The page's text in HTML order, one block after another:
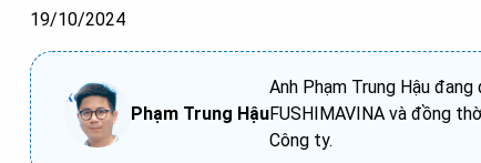
19/10/2024
Phạm Trung Hậu
Anh Phạm Trung Hậu
FUSHIMAVINA và đồng
Công ty.